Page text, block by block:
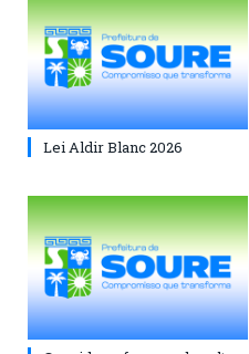
Lei Aldir Blanc 2026